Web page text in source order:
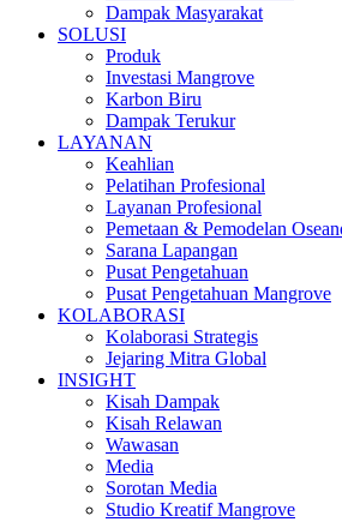
Dampak Masyarakat
SOLUSI
Produk
Investasi Mangrove
Karbon Biru
Dampak Terukur
LAYANAN
Keahlian
Pelatihan Profesional
Layanan Profesional
Pemetaan & Pemodelan
Sarana Lapangan
Pusat Pengetahuan
Pusat Pengetahuan Mangrove
KOLABORASI
Kolaborasi Strategis
Jejaring Mitra Global
INSIGHT
Kisah Dampak
Kisah Relawan
Wawasan
Media
Sorotan Media
Studio Kreatif Mangrove